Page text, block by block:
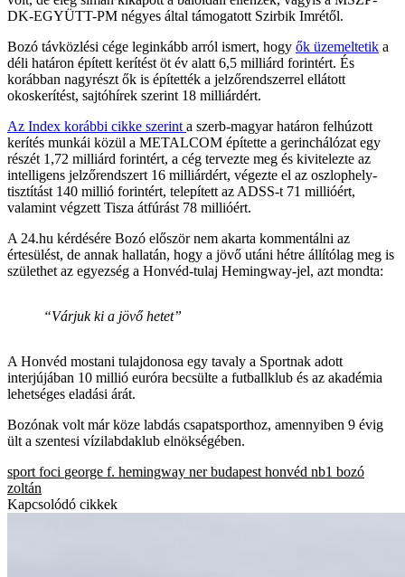
DK-EGYÜTT-PM négyes által támogatott Szirbik Imrétől.
Bozó távközlési cége leginkább arról ismert, hogy ők üzemeltetik a
déli határon épített kerítést öt év alatt 6,5 milliárd forintért. És
korábban nagyrészt ők is építették a jelzőrendszerrel ellátott
okoskerítést, sajtóhírek szerint 18 milliárdért.
Az Index korábbi cikke szerint a szerb-magyar határon felhúzott
kerítés munkái közül a METALCOM építette a gerinchálózat egy
részét 1,72 milliárd forintért, a cég tervezte meg és kivitelezte az
intelligens jelzőrendszert 16 milliárdért, végezte el az oszlophely-
tisztítást 140 millió forintért, telepített az ADSS-t 71 millióért,
valamint végzett Tisza átfúrást 78 millióért.
A 24.hu kérdésére Bozó először nem akarta kommentálni az
értesülést, de annak hallatán, hogy a jövő utáni hétre állítólag meg is
születhet az egyezség a Honvéd-tulaj Hemingway-jel, azt mondta:
“Várjuk ki a jövő hetet”
A Honvéd mostani tulajdonosa egy tavaly a Sportnak adott
interjújában 10 millió euróra becsülte a futballklub és az akadémia
lehetséges eladási árát.
Bozónak volt már köze labdás csapatsporthoz, amennyiben 9 évig
ült a szentesi vízilabdaklub elnökségében.
sport foci george f. hemingway ner budapest honvéd nb1 bozó
zoltán
Kapcsolódó cikkek